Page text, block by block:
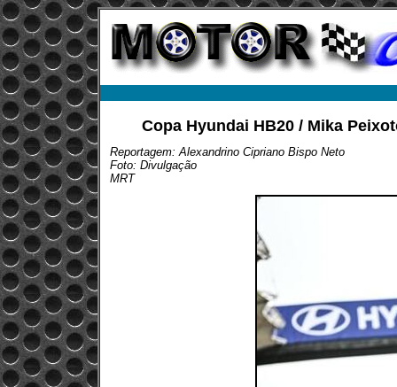
Copa Hyundai HB20 / Mika
Reportagem: Alexandrino Cipriano Bispo Neto
Foto: Divulgação
MRT